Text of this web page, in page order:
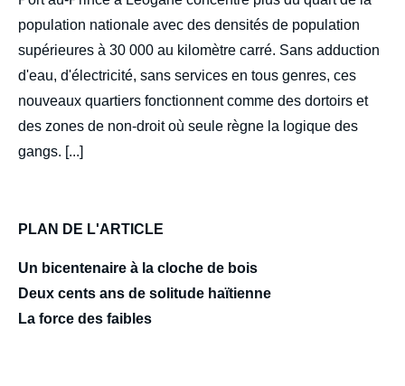
population nationale avec des densités de population
supérieures à 30 000 au kilomètre carré. Sans adduction
d'eau, d'électricité, sans services en tous genres, ces
nouveaux quartiers fonctionnent comme des dortoirs et
des zones de non-droit où seule règne la logique des
gangs. [...]
PLAN DE L'ARTICLE
Un bicentenaire à la cloche de bois
Deux cents ans de solitude haïtienne
La force des faibles
de
couverture
de
la
Jean-Marie THÉODAT, « Haïti 1825-2025 :